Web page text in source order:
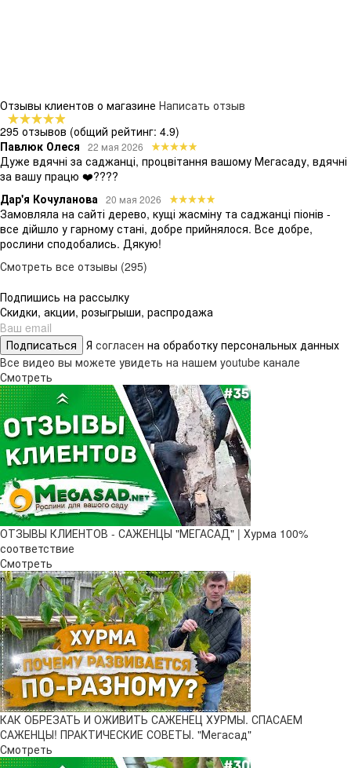
Отзывы клиентов о магазине Написать отзыв
295 отзывов (общий рейтинг: 4.9)
Павлюк Олеся
22 мая 2026
Дуже вдячні за саджанці, процвітання вашому Мегасаду, вдячні
за вашу працю ❤️????
Дар'я Кочуланова
20 мая 2026
Замовляла на сайті дерево, кущі жасміну та саджанці піонів -
все дійшло у гарному стані, добре прийнялося. Все добре,
рослини сподобались. Дякую!
Смотреть все отзывы (295)
Подпишись на рассылку
Скидки, акции, розыгрыши, распродажа
Подписаться Я согласен на обработку персональных данных
Все видео вы можете увидеть на нашем youtube канале
Смотреть
ОТЗЫВЫ КЛИЕНТОВ - САЖЕНЦЫ "МЕГАСАД" | Хурма 100%
соответствие
Смотреть
КАК ОБРЕЗАТЬ И ОЖИВИТЬ САЖЕНЕЦ ХУРМЫ. СПАСАЕМ
САЖЕНЦЫ! ПРАКТИЧЕСКИЕ СОВЕТЫ. "Мегасад"
Смотреть